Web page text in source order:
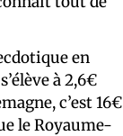
en
à 2,6€
c’est 16€
le Royaume-